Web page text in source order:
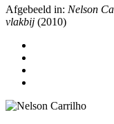
Afgebeeld in: Nelson
vlakbij (2010)